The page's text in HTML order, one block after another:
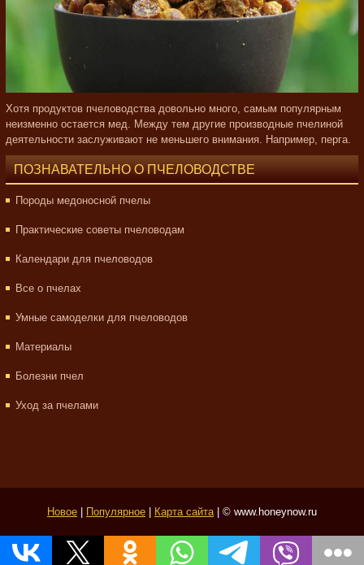
Хотя продуктов пчеловодства довольно много, самым популярным
неизменно остается мед. Между тем другие производные пчелиной
деятельности заслуживают не меньшего внимания. Например, перга.
ПОЗНАВАТЕЛЬНО О ПЧЕЛОВОДСТВЕ
Породы медоносной пчелы
Практические советы пчеловодам
Календари для пчеловодов
Все о пчелах
Умные самоделки для пчеловодов
Материалы
Болезни пчел
Уход за пчелами
Новое Популярное Карта сайта| © www.honeynow.ru